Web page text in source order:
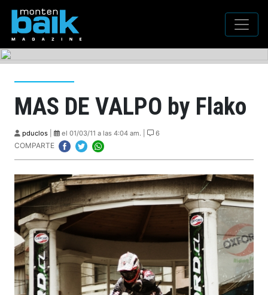
MAS DE VALPO by Flako
pduclos el 01/03/11 a las 4:04 am. | 6
COMPARTE